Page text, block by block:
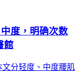
度，明确次数
館
分轻度、中度腰肌